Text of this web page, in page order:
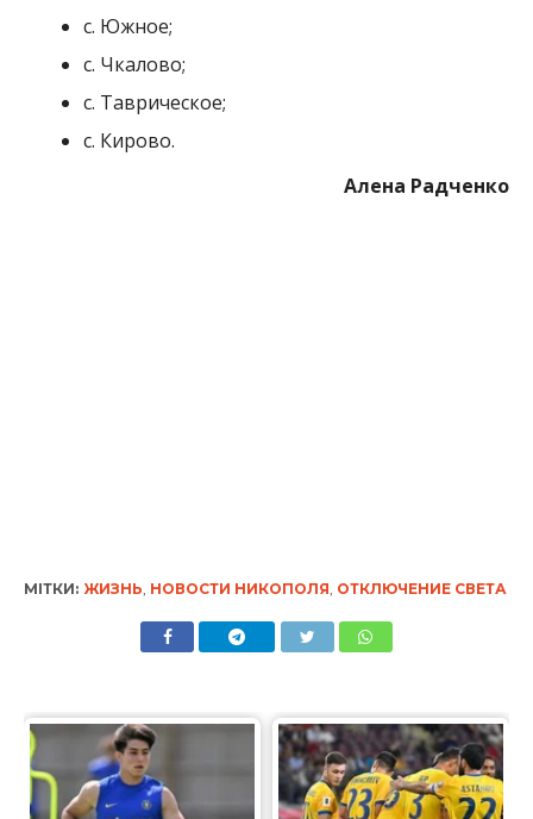
с. Южное;
с. Чкалово;
с. Таврическое;
с. Кирово.
Алена Радченко
МІТКИ: ЖИЗНЬ, НОВОСТИ НИКОПОЛЯ, ОТКЛЮЧЕНИЕ СВЕТА